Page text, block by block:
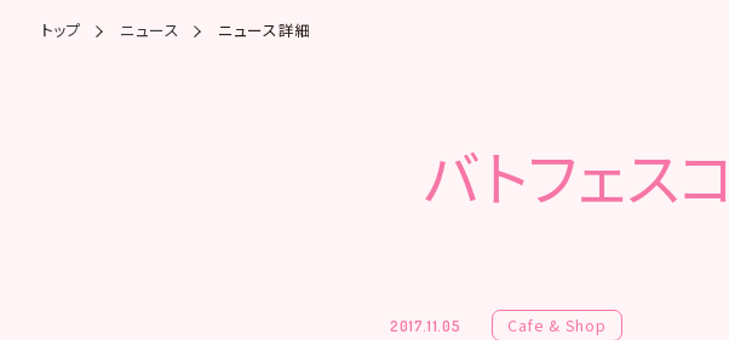
トップ ニュース ニュース詳細
バトフェス
2017.11.05 Cafe & Shop